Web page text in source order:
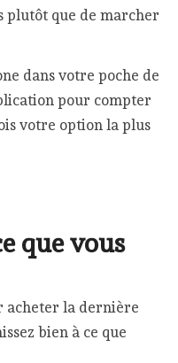
plutôt que de marcher
dans votre poche de
pour compter
votre option la plus
que vous
acheter la dernière
bien à ce que